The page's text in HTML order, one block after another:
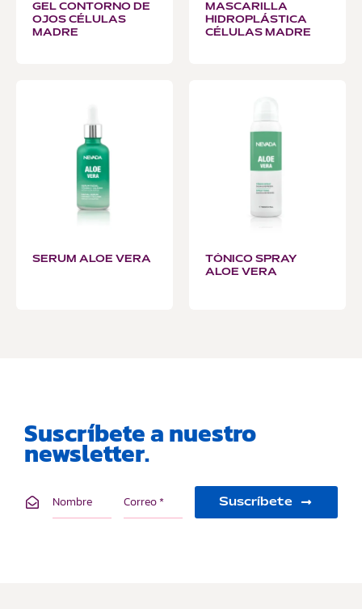
GEL CONTORNO DE
OJOS CÉLULAS
MADRE
MASCARILLA
HIDROPLÁSTICA
CÉLULAS MADRE
SERUM ALOE VERA
TÓNICO SPRAY
ALOE VERA
Suscríbete a nuestro
newsletter.
Suscríbete